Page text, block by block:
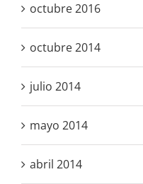
octubre 2016
octubre 2014
julio 2014
mayo 2014
abril 2014